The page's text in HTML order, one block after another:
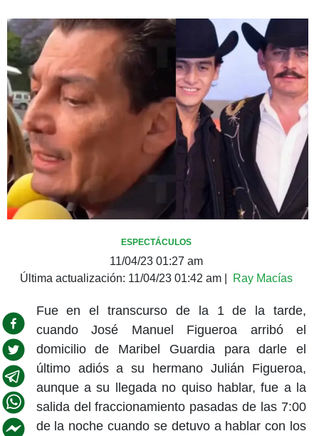
ESPECTÁCULOS
11/04/23 01:27 am
Última actualización: 11/04/23 01:42 am| Ray Macías
Fue en el transcurso de la 1 de la tarde,
cuando José Manuel Figueroa arribó el
domicilio de Maribel Guardia para darle el
último adiós a su hermano Julián Figueroa,
aunque a su llegada no quiso hablar, fue a la
salida del fraccionamiento pasadas de las 7:00
de la noche cuando se detuvo a hablar con los